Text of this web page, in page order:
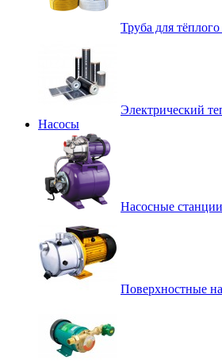
Труба для
Электрический
Насосы
Насосные станции
Поверхностные